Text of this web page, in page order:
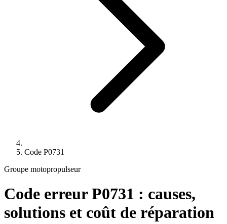
Code P0731
Groupe motopropulseur
Code erreurP0731 : causes,
solutions et coût de réparation